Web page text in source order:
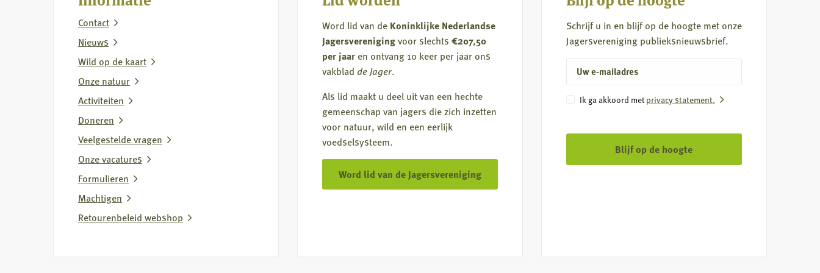
vermeende
wolvenstroperij
natuur
Contact
Nieuws
Wild op de kaart
Onze natuur
Activiteiten
Doneren
Veelgestelde vragen
Onze vacatures
Formulieren
Machtigen
Retourenbeleid webshop
Word lid van de Koninklijke Nederlandse
Jagersverenigingvoor slechts €207,50
per jaaren ontvang 10 keer per jaar ons
vakblad de Jager.
Als lid maakt u deel uit van een hechte
gemeenschap van jagers die zich inzetten
voor natuur, wild en een eerlijk
voedselsysteem.
Word lid van de Jagersvereniging
Schrijf u in en blijf op de hoogte met onze
Jagersvereniging publieksnieuwsbrief.
mailadres
Instemming
Ik ga akkoord met privacy statement.